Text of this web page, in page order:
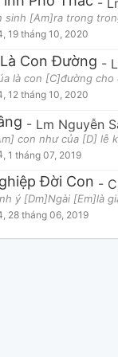
-
19 tháng 10, 2020
Con Đường -
12 tháng 10, 2020
- Lm Nguyễn
1 tháng 07, 2019
Đời Con -
, 28 tháng 06, 2019